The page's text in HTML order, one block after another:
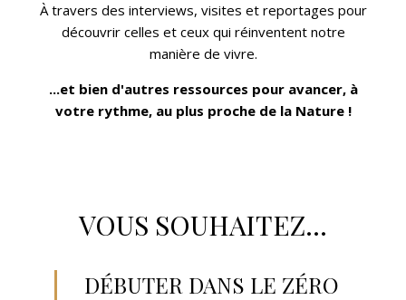
À travers des interviews, visites et reportages pour
découvrir celles et ceux qui réinventent notre
manière de vivre.
...et bien d'autres ressources pour avancer, à
votre rythme, au plus proche de la Nature !
VOUS SOUHAITEZ...
DÉBUTER DANS LE ZÉRO